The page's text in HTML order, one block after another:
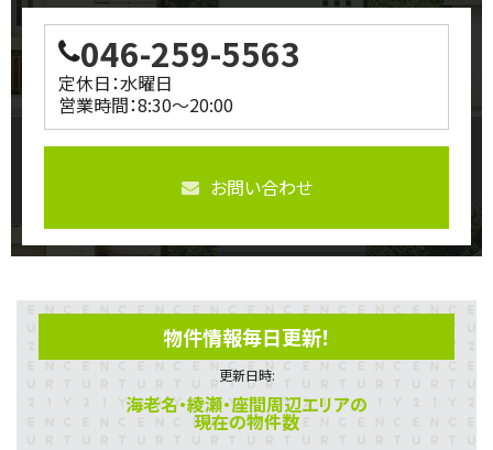
046-259-5563
定休日：水曜日
営業時間：8:30～20:00
お問い合わせ
物件情報毎日更新！
更新日時:
海老名・綾瀬・座間周辺エリアの
現在の物件数